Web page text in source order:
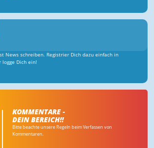
News schreiben. Registrier Dich dazu einfach in
logge Dich ein!
KOMMENTARE -
DEIN BEREICH!!
Bitte beachte unsere Regeln beim Verfassen von
Kommentaren.